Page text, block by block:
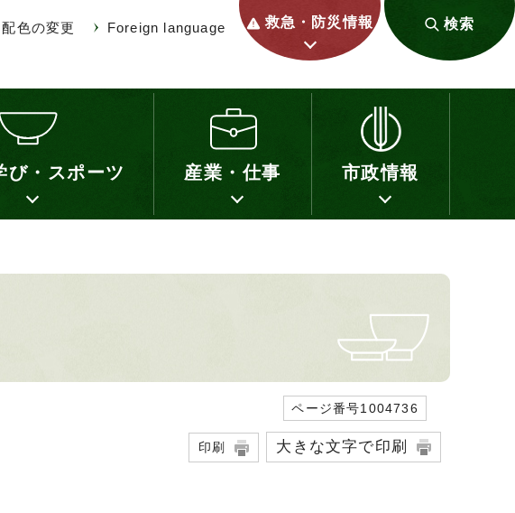
色の変更 Foreign language 救急・防災情報 検索
び・スポーツ 産業・仕事 市政情報
ページ番号1004736
印刷 大きな文字で印刷